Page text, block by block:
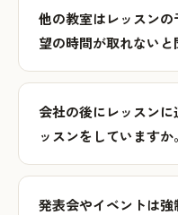
他の教室はレッスン
望の時間が取れない
会社の後にレッスン
ッスンをしていますか。
発表会やイベントは強